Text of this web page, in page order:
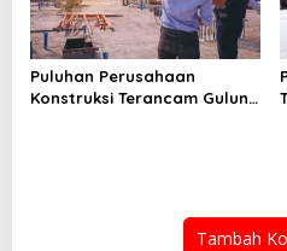
Puluhan Perusahaan
Konstruksi Terancam Gulung
Tambah